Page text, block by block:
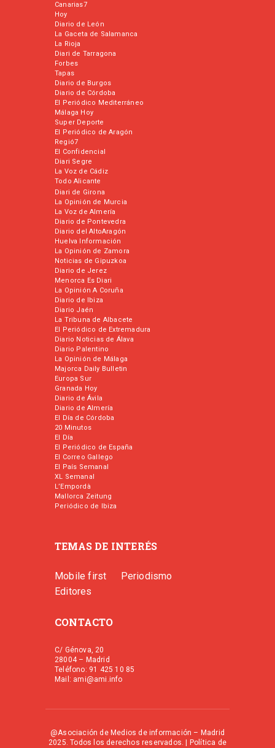
Canarias7
Hoy
Diario de León
La Gaceta de Salamanca
La Rioja
Diari de Tarragona
Forbes
Tapas
Diario de Burgos
Diario de Córdoba
El Periódico Mediterráneo
Málaga Hoy
Super Deporte
El Periódico de Aragón
Regió7
El Confidencial
Diari Segre
La Voz de Cádiz
Todo Alicante
Diari de Girona
La Opinión de Murcia
La Voz de Almería
Diario de Pontevedra
Diario del AltoAragón
Huelva Información
La Opinión de Zamora
Noticias de Gipuzkoa
Diario de Jerez
Menorca Es Diari
La Opinión A Coruña
Diario de Ibiza
Diario Jaén
La Tribuna de Albacete
El Periódico de Extremadura
Diario Noticias de Álava
Diario Palentino
La Opinión de Málaga
Majorca Daily Bulletin
Europa Sur
Granada Hoy
Diario de Ávila
Diario de Almería
El Día de Córdoba
20 Minutos
El Día
El Periódico de España
El Correo Gallego
El País Semanal
XL Semanal
L’Empordà
Mallorca Zeitung
Periódico de Ibiza
TEMAS DE INTERÉS
Mobile first
Periodismo
Editores
CONTACTO
C/ Génova, 20
28004 – Madrid
Teléfono: 91 425 10 85
Mail: ami@ami.info
@Asociación de Medios de información – Madrid
2025. Todos los derechos reservados. |
Política de